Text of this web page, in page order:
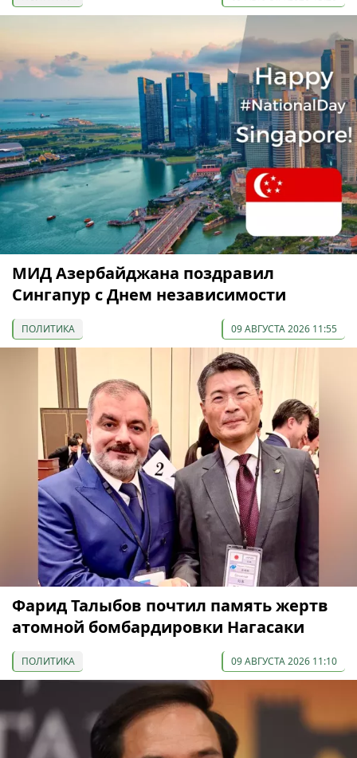
МИД Азербайджана поздравил
Сингапур с Днем независимости
ПОЛИТИКА 09 АВГУСТА 2026 11:55
Фарид Талыбов почтил память жертв
атомной бомбардировки Нагасаки
ПОЛИТИКА 09 АВГУСТА 2026 11:10